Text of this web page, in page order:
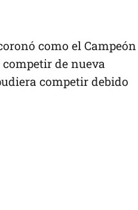
como el Campeón
competir de nueva
competir debido